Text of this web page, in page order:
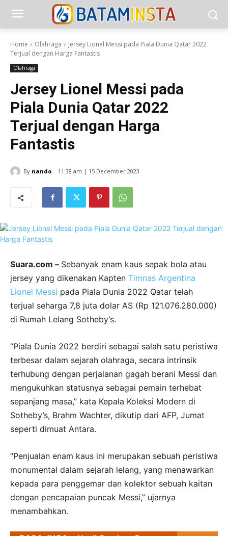
Home Olahraga
Jersey Lionel Messi pada Piala Dunia Qatar 2022
Terjual dengan Harga Fantastis
Olahraga
Jersey Lionel Messi pada
Piala Dunia Qatar 2022
Terjual dengan Harga
Fantastis
By nando 11:38 am | 15 December 2023
Suara.com – Sebanyak enam kaus sepak bola atau
jersey yang dikenakan Kapten Timnas Argentina
Lionel Messi pada Piala Dunia 2022 Qatar telah
terjual seharga 7,8 juta dolar AS (Rp 121.076.280.000)
di Rumah Lelang Sotheby’s.
“Piala Dunia 2022 berdiri sebagai salah satu peristiwa
terbesar dalam sejarah olahraga, secara intrinsik
terhubung dengan perjalanan gagah berani Messi dan
mengukuhkan statusnya sebagai pemain terhebat
sepanjang masa,” kata Kepala Koleksi Modern di
Sotheby’s, Brahm Wachter, dikutip dari AFP, Jumat
seperti dimuat Antara.
“Penjualan enam kaus ini merupakan sebuah peristiwa
monumental dalam sejarah lelang, yang menawarkan
kepada para penggemar dan kolektor sebuah kaitan
dengan pencapaian puncak Messi,” ujarnya
menambahkan.